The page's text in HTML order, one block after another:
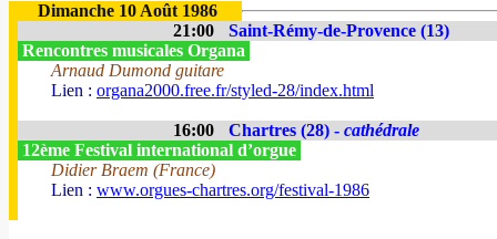
Dimanche 10 Août 1986
21:00
Saint-Rémy-de-Provence (13)
Rencontres musicales Organa
Arnaud Dumond guitare
Lien : organa2000.free.fr/styled-28/index.html
16:00 Chartres (28) - cathédrale
12ème Festival international d’orgue
Didier Braem (France)
Lien : www.orgues-chartres.org/festival-1986